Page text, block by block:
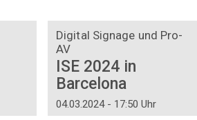
Digital Signage und Pro-
AV
ISE 2024 in
Barcelona
04.03.2024 - 17:50 Uhr